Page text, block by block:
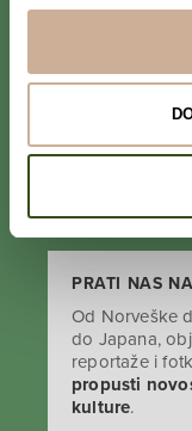
PRIJAVI SE
Prihvaćam
podataka i
PRATI NAS
Od Norveške
do Japana,
reportaže i
propusti
kulture.